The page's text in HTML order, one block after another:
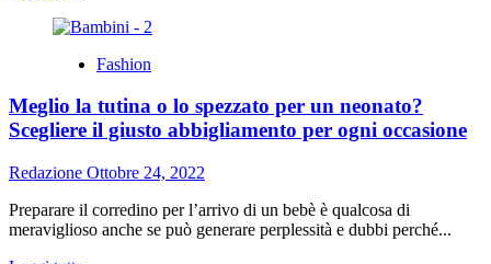
più
La
della
stampa,
Gutenberg
ai
giorni
nostri
Fashion
Meglio la tutina o lo spezzato per un neonato?
Scegliere il giusto abbigliamento per ogni occasione
Redazione Ottobre 24, 2022
Preparare il corredino per l’arrivo di un bebè è qualcosa di
meraviglioso anche se può generare perplessità e dubbi perché...